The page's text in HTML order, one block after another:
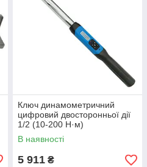
Ключ динамометричний
цифровий двосторонньої дії
1/2 (10-200 Н·м)
PROTESTER AWJ4-200
В наявності
5 911 ₴